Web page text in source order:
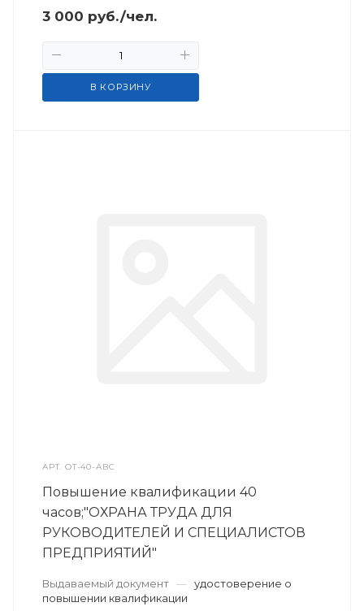
3 000 руб./чел.
В КОРЗИНУ
АРТ.ОТ-40-АВС
Повышение квалификации 40
часов;"ОХРАНА ТРУДА ДЛЯ
РУКОВОДИТЕЛЕЙ И СПЕЦИАЛИСТОВ
ПРЕДПРИЯТИЙ"
Выдаваемый документ — удостоверение о
повышении квалификации